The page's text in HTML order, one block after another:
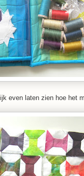
even laten zien hoe het